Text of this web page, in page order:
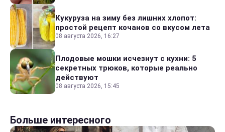
Кукуруза на зиму без лишних хлопот:
простой рецепт кочанов со вкусом лета
08 августа 2026, 16:27
Плодовые мошки исчезнут с кухни: 5
секретных трюков, которые реально
действуют
08 августа 2026, 15:45
Больше интересного